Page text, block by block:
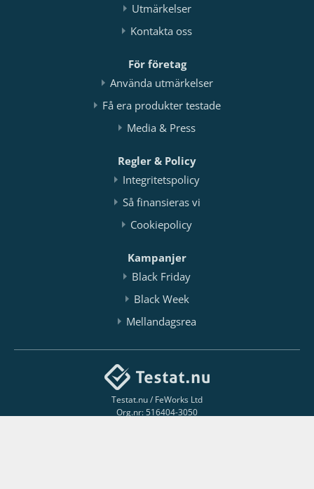
Testat.nu / FeWorks Ltd
Org.nr: 516404-3050
Utmärkelser
Kontakta oss
För företag
Använda utmärkelser
Få era produkter testade
Media & Press
Regler & Policy
Integritetspolicy
Så finansieras vi
Cookiepolicy
Kampanjer
Black Friday
Black Week
Mellandagsrea